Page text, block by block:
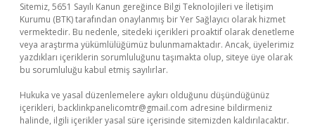
Sitemiz, 5651 Sayılı Kanun gereğince Bilgi Teknolojileri ve İletişim
Kurumu (BTK) tarafından onaylanmış bir Yer Sağlayıcı olarak hizmet
vermektedir. Bu nedenle, sitedeki içerikleri proaktif olarak denetleme
veya araştırma yükümlülüğümüz bulunmamaktadır. Ancak, üyelerimiz
yazdıkları içeriklerin sorumluluğunu taşımakta olup, siteye üye olarak
bu sorumluluğu kabul etmiş sayılırlar.
Hukuka ve yasal düzenlemelere aykırı olduğunu düşündüğünüz
içerikleri, backlinkpanelicomtr@gmail.com adresine bildirmeniz
halinde, ilgili içerikler yasal süre içerisinde sitemizden kaldırılacaktır.